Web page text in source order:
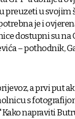
u svojim
je i
dostupni su
– pothodnik,
a prvi put
s
napraviti